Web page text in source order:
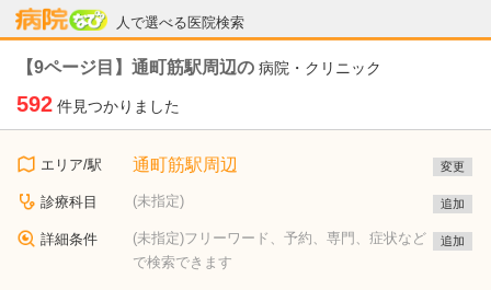
人で選べる医院検索
病院なび
【9ページ目】通町筋駅周辺の 病院・クリニック
592 件見つかりました
エリア/駅 通町筋駅周辺 変更
診療科目 (未指定) 追加
詳細条件
(未指定)フリーワード、予約、専門、症状など
で検索できます
追加